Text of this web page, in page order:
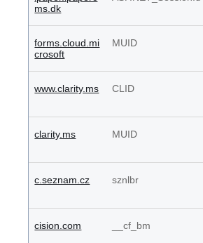
ms.dk
forms.cloud.mi
crosoft
MUID
www.clarity.ms CLID
clarity.ms MUID
c.seznam.cz sznlbr
cision.com __cf_bm